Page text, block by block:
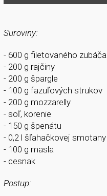
Suroviny:
- 600 g filetovaného zubáča
- 200 g rajčiny
- 200 g špargle
- 100 g fazuľových strukov
- 200 g mozzarelly
- soľ, korenie
- 150 g špenátu
- 0,2 l šľahačkovej smotany
- 100 g masla
- cesnak
Postup: